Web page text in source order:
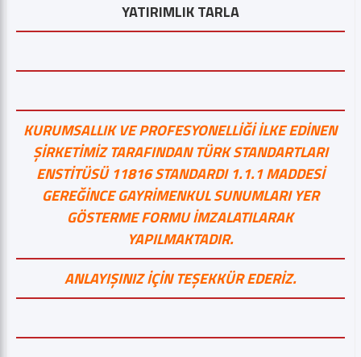
YATIRIMLIK TARLA
KURUMSALLIK VE PROFESYONELLİĞİ İLKE EDİNEN
ŞİRKETİMİZ TARAFINDAN TÜRK STANDARTLARI
ENSTİTÜSÜ 11816 STANDARDI 1.1.1 MADDESİ
GEREĞİNCE GAYRİMENKUL SUNUMLARI YER
GÖSTERME FORMU İMZALATILARAK
YAPILMAKTADIR.
ANLAYIŞINIZ İÇİN TEŞEKKÜR EDERİZ.